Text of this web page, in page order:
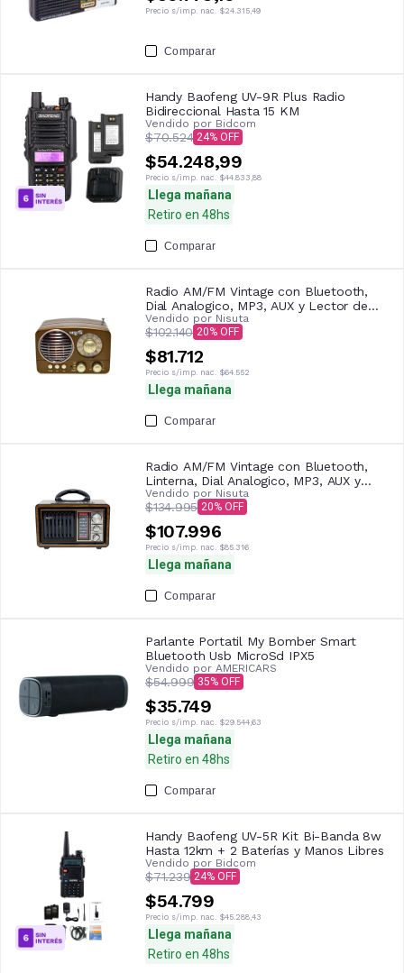
Precio s/imp. nac. $24.315,49
Comparar
Handy Baofeng UV-9R Plus Radio
Bidireccional Hasta 15 KM
Vendido por Bidcom
$70.524 24
$54.248,99
Precio s/imp. nac. $44.833,88
Llega mañana
Retiro en 48hs
Comparar
Radio AM/FM Vintage con Bluetooth,
Dial Analogico, MP3, AUX y Lector de
Tarjeta Nisuta NSRV14 Marron
Vendido por Nisuta
$102.140 20
$81.712
Precio s/imp. nac. $64.552
Llega mañana
Comparar
Radio AM/FM Vintage con Bluetooth,
Linterna, Dial Analogico, MP3, AUX y
Lector de Tarjeta Nisuta NSRV18 Simil
Madera
Vendido por Nisuta
$134.995 20
$107.996
Precio s/imp. nac. $85.316
Llega mañana
Comparar
Parlante Portatil My Bomber Smart
Bluetooth Usb MicroSd IPX5
Vendido por AMERICARS
$54.999 35
$35.749
Precio s/imp. nac. $29.544,63
Llega mañana
Retiro en 48hs
Comparar
Handy Baofeng UV-5R Kit Bi-Banda 8w
Hasta 12km + 2 Baterías y Manos Libres
Vendido por Bidcom
$71.239 24
$54.799
Precio s/imp. nac. $45.288,43
Llega mañana
Retiro en 48hs